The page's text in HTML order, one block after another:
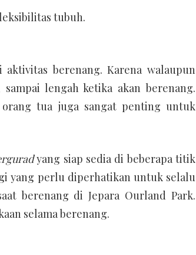
tubuh.
berenang. Karena walaupun
lengah ketika akan berenang.
orang tua juga sangat penting untuk
yang siap sedia di beberapa titik
yang perlu diperhatikan untuk selalu
berenang di Jepara Ourland Park.
selama berenang.